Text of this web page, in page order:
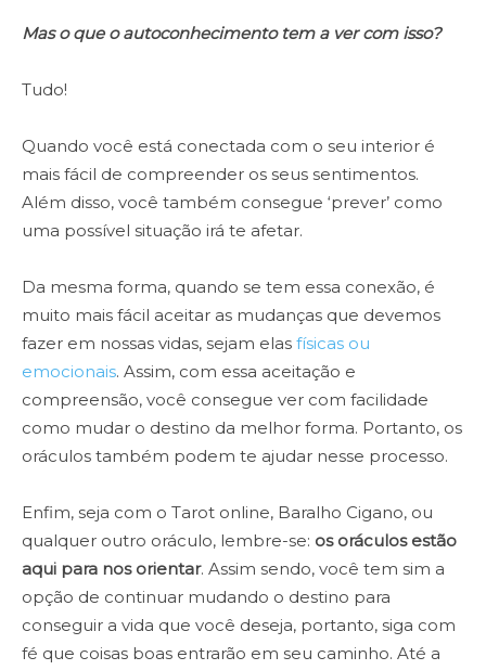
Mas o que o autoconhecimento tem a ver com isso?
Tudo!
Quando você está conectada com o seu interior é
mais fácil de compreender os seus sentimentos.
Além disso, você também consegue ‘prever’ como
uma possível situação irá te afetar.
Da mesma forma, quando se tem essa conexão, é
muito mais fácil aceitar as mudanças que devemos
fazer em nossas vidas, sejam elas físicas ou
emocionais. Assim, com essa aceitação e
compreensão, você consegue ver com facilidade
como mudar o destino da melhor forma. Portanto, os
oráculos também podem te ajudar nesse processo.
Enfim, seja com o Tarot online, Baralho Cigano, ou
qualquer outro oráculo, lembre-se: os oráculos estão
aqui para nos orientar. Assim sendo, você tem sim a
opção de continuar mudando o destino para
conseguir a vida que você deseja, portanto, siga com
fé que coisas boas entrarão em seu caminho. Até a